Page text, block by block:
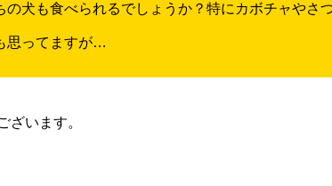
の犬も食べられるでしょうか？特にカボチャやさ
思ってますが…
ざいます。